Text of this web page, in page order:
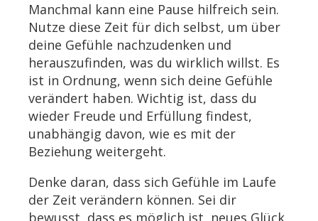
Manchmal kann eine Pause hilfreich sein.
Nutze diese Zeit für dich selbst, um über
deine Gefühle nachzudenken und
herauszufinden, was du wirklich willst. Es
ist in Ordnung, wenn sich deine Gefühle
verändert haben. Wichtig ist, dass du
wieder Freude und Erfüllung findest,
unabhängig davon, wie es mit der
Beziehung weitergeht.
Denke daran, dass sich Gefühle im Laufe
der Zeit verändern können. Sei dir